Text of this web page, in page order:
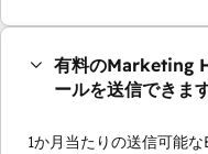
有料のMarketing
ールを送信できま
1か月当たりの送信可能